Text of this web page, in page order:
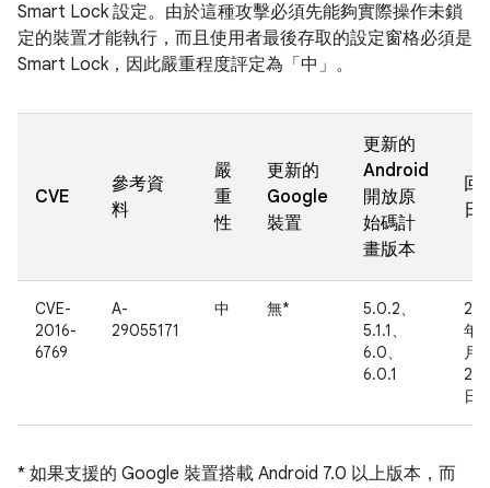
Smart Lock 設定。由於這種攻擊必須先能夠實際操作未鎖
定的裝置才能執行，而且使用者最後存取的設定窗格必須是
Smart Lock，因此嚴重程度評定為「中」。
CVE
參考資
料
嚴
重
性
更新的
Google
裝置
更新的
Android
開放原
始碼計
畫版本
回
日
CVE-
2016-
6769
A-
29055171
中 無*
5.0.2、
5.1.1、
6.0、
6.0.1
年
月
27
日
* 如果支援的 Google 裝置搭載 Android 7.0 以上版本，而